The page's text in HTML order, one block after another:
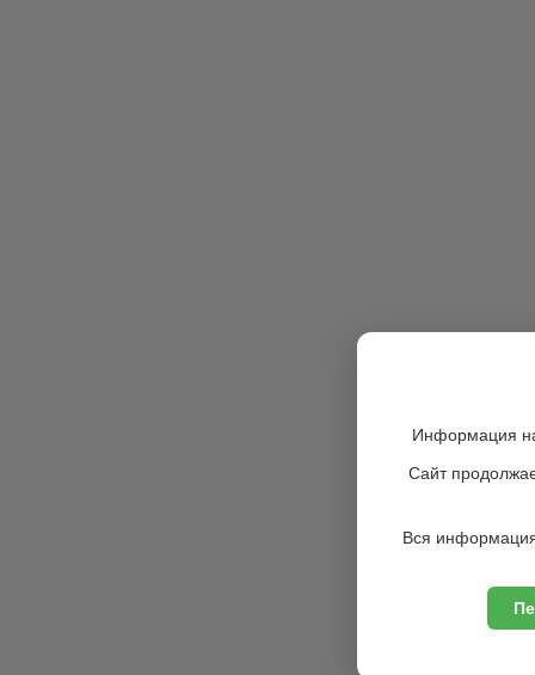
Информация
Сайт
Вся